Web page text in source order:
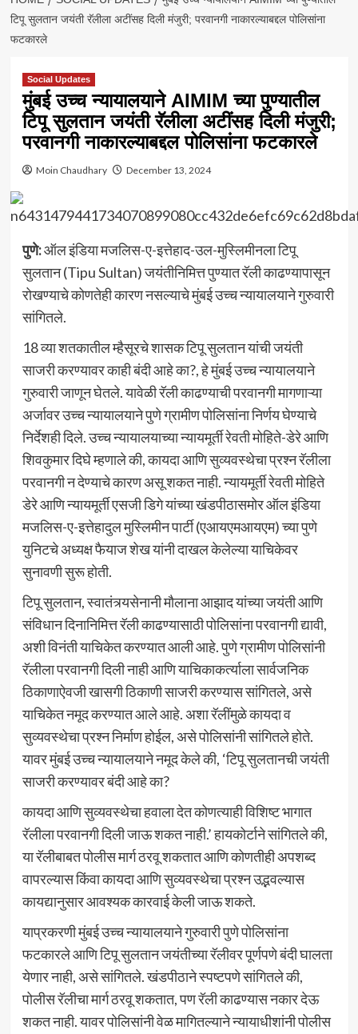
टिपू सुलतान जयंती रॅलीला अटींसह दिली मंजुरी; परवानगी नाकारल्याबद्दल पोलिसांना
फटकारले
Social Updates
मुंबई उच्च न्यायालयाने AIMIM च्या पुण्यातील
टिपू सुलतान जयंती रॅलीला अटींसह दिली मंजुरी;
परवानगी नाकारल्याबद्दल पोलिसांना फटकारले
Moin Chaudhary December 13, 2024
पुणे:ऑल इंडिया मजलिस-ए-इत्तेहाद-उल-मुस्लिमीनला टिपू
सुलतान (Tipu Sultan) जयंतीनिमित्त पुण्यात रॅली काढण्यापासून
रोखण्याचे कोणतेही कारण नसल्याचे मुंबई उच्च न्यायालयाने गुरुवारी
सांगितले.
18 व्या शतकातील म्हैसूरचे शासक टिपू सुलतान यांची जयंती
साजरी करण्यावर काही बंदी आहे का?, हे मुंबई उच्च न्यायालयाने
गुरुवारी जाणून घेतले. यावेळी रॅली काढण्याची परवानगी मागणाऱ्या
अर्जावर उच्च न्यायालयाने पुणे ग्रामीण पोलिसांना निर्णय घेण्याचे
निर्देशही दिले. उच्च न्यायालयाच्या न्यायमूर्ती रेवती मोहिते-डेरे आणि
शिवकुमार दिघे म्हणाले की, कायदा आणि सुव्यवस्थेचा प्रश्न रॅलीला
परवानगी न देण्याचे कारण असू शकत नाही. न्यायमूर्ती रेवती मोहिते
डेरे आणि न्यायमूर्ती एसजी डिगे यांच्या खंडपीठासमोर ऑल इंडिया
मजलिस-ए-इत्तेहादुल मुस्लिमीन पार्टी (एआयएमआयएम) च्या पुणे
युनिटचे अध्यक्ष फैयाज शेख यांनी दाखल केलेल्या याचिकेवर
सुनावणी सुरू होती.
टिपू सुलतान, स्वातंत्र्यसेनानी मौलाना आझाद यांच्या जयंती आणि
संविधान दिनानिमित्त रॅली काढण्यासाठी पोलिसांना परवानगी द्यावी,
अशी विनंती याचिकेत करण्यात आली आहे. पुणे ग्रामीण पोलिसांनी
रॅलीला परवानगी दिली नाही आणि याचिकाकर्त्याला सार्वजनिक
ठिकाणाऐवजी खासगी ठिकाणी साजरी करण्यास सांगितले, असे
याचिकेत नमूद करण्यात आले आहे. अशा रॅलींमुळे कायदा व
सुव्यवस्थेचा प्रश्न निर्माण होईल, असे पोलिसांनी सांगितले होते.
यावर मुंबई उच्च न्यायालयाने नमूद केले की, ‘टिपू सुलतानची जयंती
साजरी करण्यावर बंदी आहे का?
कायदा आणि सुव्यवस्थेचा हवाला देत कोणत्याही विशिष्ट भागात
रॅलीला परवानगी दिली जाऊ शकत नाही.’ हायकोर्टाने सांगितले की,
या रॅलीबाबत पोलीस मार्ग ठरवू शकतात आणि कोणतीही अपशब्द
वापरल्यास किंवा कायदा आणि सुव्यवस्थेचा प्रश्न उद्भवल्यास
कायद्यानुसार आवश्यक कारवाई केली जाऊ शकते.
याप्रकरणी मुंबई उच्च न्यायालयाने गुरुवारी पुणे पोलिसांना
फटकारले आणि टिपू सुलतान जयंतीच्या रॅलीवर पूर्णपणे बंदी घालता
येणार नाही, असे सांगितले. खंडपीठाने स्पष्टपणे सांगितले की,
पोलीस रॅलीचा मार्ग ठरवू शकतात, पण रॅली काढण्यास नकार देऊ
शकत नाही. यावर पोलिसांनी वेळ मागितल्याने न्यायाधीशांनी पोलीस